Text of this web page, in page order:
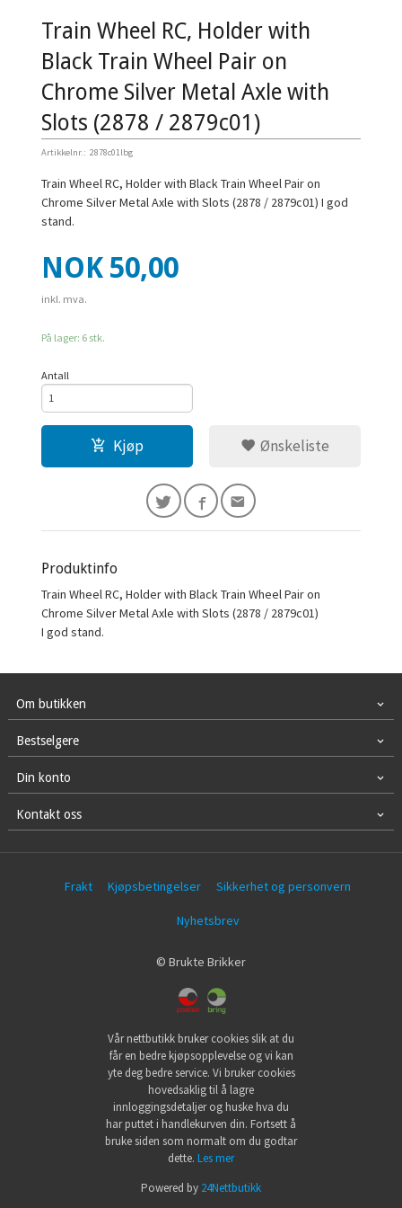
Train Wheel RC, Holder with
Black Train Wheel Pair on
Chrome Silver Metal Axle with
Slots (2878 / 2879c01)
Artikkelnr.: 2878c01lbg
Train Wheel RC, Holder with Black Train Wheel Pair on
Chrome Silver Metal Axle with Slots (2878 / 2879c01) I god
stand.
Pris
NOK 50,00
inkl. mva.
På lager: 6 stk.
Antall
Kjøp Ønskeliste
Produktinfo
Train Wheel RC, Holder with Black Train Wheel Pair on
Chrome Silver Metal Axle with Slots (2878 / 2879c01)
I god stand.
Om butikken
Bestselgere
Din konto
Kontakt oss
Frakt Kjøpsbetingelser Sikkerhet og personvern
Nyhetsbrev
© Brukte Brikker
Vår nettbutikk bruker cookies slik at du
får en bedre kjøpsopplevelse og vi kan
yte deg bedre service. Vi bruker cookies
hovedsaklig til å lagre
innloggingsdetaljer og huske hva du
har puttet i handlekurven din. Fortsett å
bruke siden som normalt om du godtar
dette. Les mer
Powered by 24Nettbutikk